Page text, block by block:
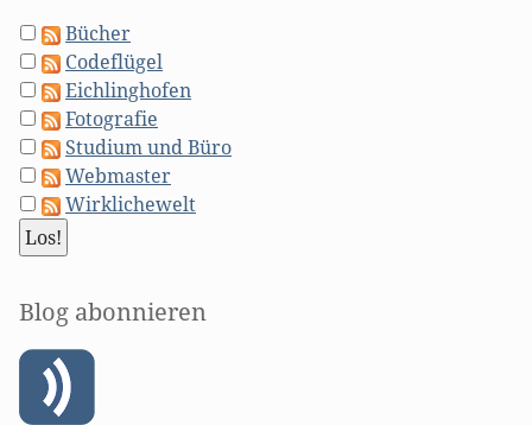
Bücher
Codeflügel
Eichlinghofen
Fotografie
Studium und Büro
Webmaster
Wirklichewelt
Blog abonnieren